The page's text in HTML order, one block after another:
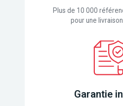
Plus de 10 000
pour une
Garantie